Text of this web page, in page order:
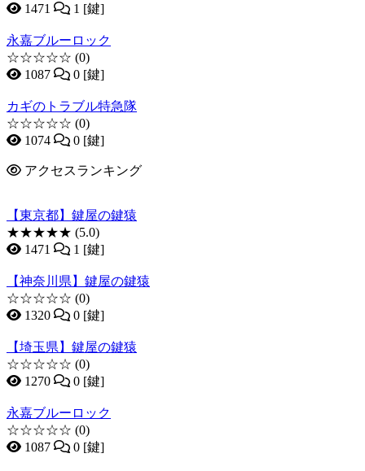
1471
1 [鍵]
永嘉ブルーロック
☆☆☆☆☆ (0)
1087
0 [鍵]
カギのトラブル特急隊
☆☆☆☆☆ (0)
1074
0 [鍵]
アクセスランキング
【東京都】鍵屋の鍵猿
★★★★★ (5.0)
1471
1 [鍵]
【神奈川県】鍵屋の鍵猿
☆☆☆☆☆ (0)
1320
0 [鍵]
【埼玉県】鍵屋の鍵猿
☆☆☆☆☆ (0)
1270
0 [鍵]
永嘉ブルーロック
☆☆☆☆☆ (0)
1087
0 [鍵]